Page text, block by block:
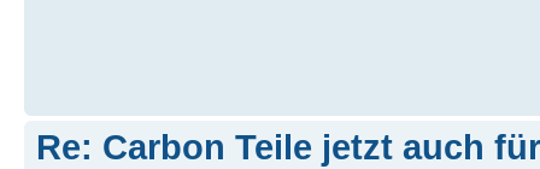
Re: Carbon Teile jetzt auch